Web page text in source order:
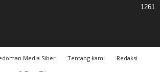
1261
Media Siber Tentang kami
Redaksi